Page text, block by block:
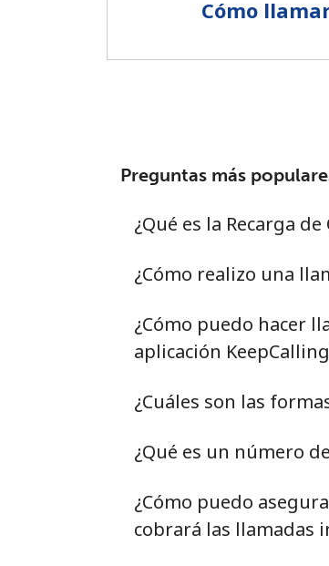
Cómo
Preguntas más
¿Qué es la Recarga de
¿Cómo realizo una
¿Cómo puedo hacer
aplicación
¿Cuáles son las
¿Qué es un número
¿Cómo puedo
cobrará las llamadas